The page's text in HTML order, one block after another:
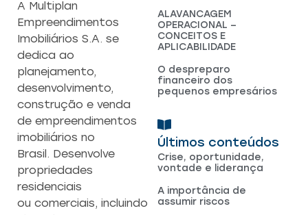
A Multiplan
Empreendimentos
Imobiliários S.A. se
dedica ao
planejamento,
desenvolvimento,
construção e venda
de empreendimentos
imobiliários no
Brasil. Desenvolve
propriedades
residenciais
ou comerciais, incluindo
Últimos conteúdos
Crise, oportunidade,
vontade e liderança
A importância de
assumir riscos
ALAVANCAGEM
OPERACIONAL –
CONCEITOS E
APLICABILIDADE
O despreparo
financeiro dos
pequenos empresários